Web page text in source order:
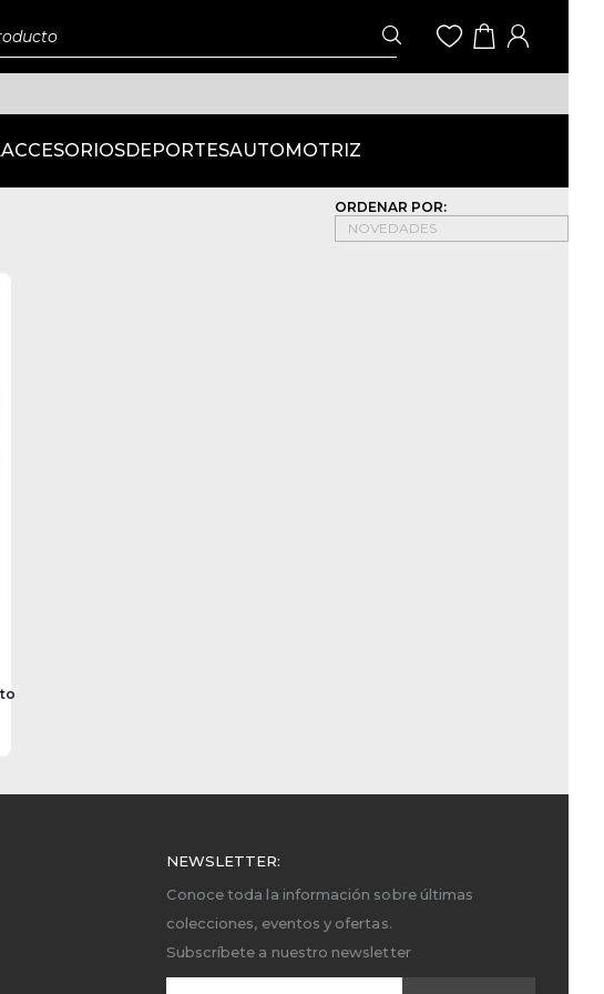
ACCESORIOSDEPORTESAUTOMOTRIZ
ORDENAR POR:
NEWSLETTER:
Conoce toda la información sobre últimas
colecciones, eventos y ofertas.
Subscríbete a nuestro newsletter